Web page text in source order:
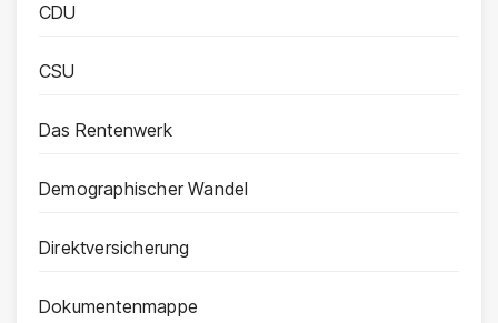
CDU
CSU
Das Rentenwerk
Demographischer Wandel
Direktversicherung
Dokumentenmappe